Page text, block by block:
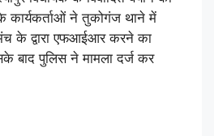
कार्यकर्ताओं ने तुकोगंज थाने में
के द्वारा एफआईआर करने का
बाद पुलिस ने मामला दर्ज कर